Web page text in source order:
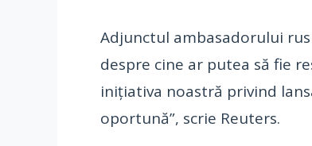
Adjunctul ambasadorului
despre cine ar putea să fie
iniţiativa noastră privind
oportună”, scrie Reuters.